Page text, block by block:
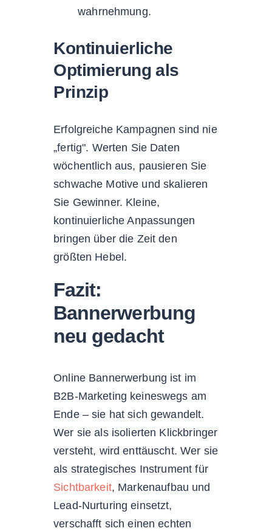
wahrnehmung.
Kontinuierliche
Optimierung als
Prinzip
Erfolgreiche Kampagnen sind nie
„fertig". Werten Sie Daten
wöchentlich aus, pausieren Sie
schwache Motive und skalieren
Sie Gewinner. Kleine,
kontinuierliche Anpassungen
bringen über die Zeit den
größten Hebel.
Fazit:
Bannerwerbung
neu gedacht
Online Bannerwerbung ist im
B2B-Marketing keineswegs am
Ende – sie hat sich gewandelt.
Wer sie als isolierten Klickbringer
versteht, wird enttäuscht. Wer sie
als strategisches Instrument für
Sichtbarkeit, Markenaufbau und
Lead-Nurturing einsetzt,
verschafft sich einen echten